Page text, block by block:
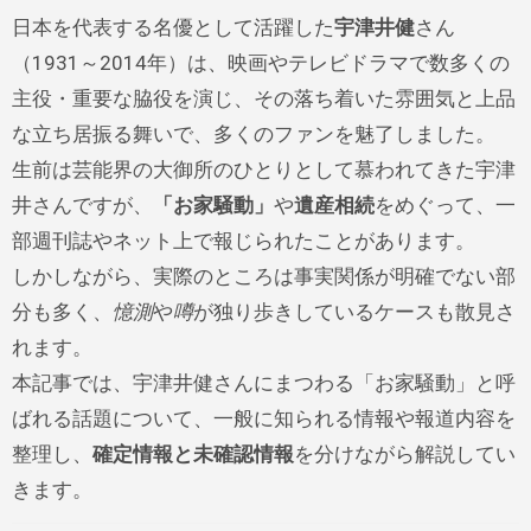
日本を代表する名優として活躍した宇津井健さん
（1931～2014年）は、映画やテレビドラマで数多くの
主役・重要な脇役を演じ、その落ち着いた雰囲気と上品
な立ち居振る舞いで、多くのファンを魅了しました。
生前は芸能界の大御所のひとりとして慕われてきた宇津
井さんですが、
「お家騒動」 や遺産相続をめぐって、一
部週刊誌やネット上で報じられたことがあります。
しかしながら、実際のところは事実関係が明確でない部
分も多く、 憶測や噂が独り歩きしているケースも散見さ
れます。
本記事では、宇津井健さんにまつわる「お家騒動」と呼
ばれる話題について、一般に知られる情報や報道内容を
整理し、 確定情報と未確認情報を分けながら解説してい
きます。